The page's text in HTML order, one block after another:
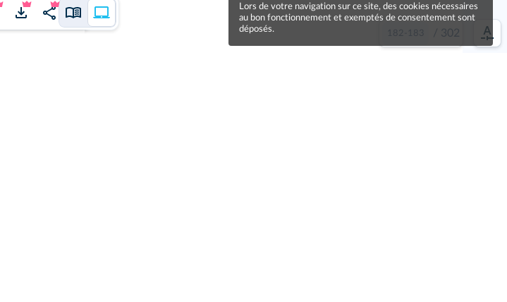
/ 302
Lors de votre navigation sur ce site, des cookies nécessaires
au bon fonctionnement et exemptés de consentement sont
déposés.